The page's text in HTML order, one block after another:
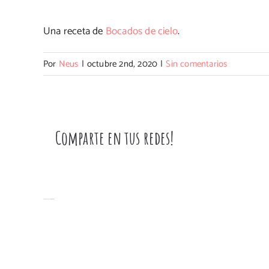
Una receta de Bocados de cielo.
Por Neus | octubre 2nd, 2020 | Sin comentarios
Comparte en tus redes!